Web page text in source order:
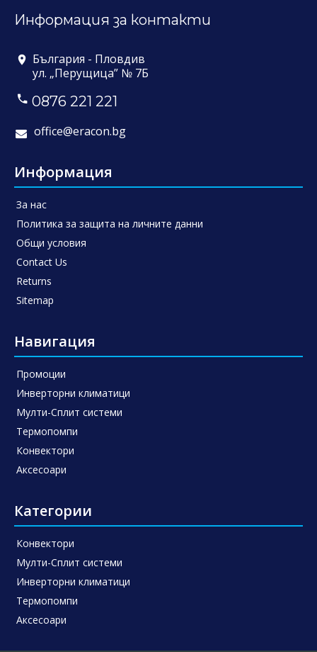
Информация за контакти
България - Пловдив
ул. „Перущица” № 7Б
0876 221 221
office@eracon.bg
Навигация
Промоции
Инверторни климатици
Мулти-Сплит системи
Термопомпи
Конвектори
Аксесоари
Категории
Конвектори
Мулти-Сплит системи
Инверторни климатици
Термопомпи
Аксесоари
Информация
За нас
Политика за защита на личните данни
Общи условия
Contact Us
Returns
Sitemap